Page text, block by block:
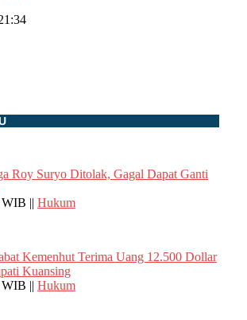
Roy Suryo Ditolak, Gagal Dapat Ganti
|| Hukum
Kemenhut Terima Uang 12.500 Dollar
Kuansing
|| Hukum